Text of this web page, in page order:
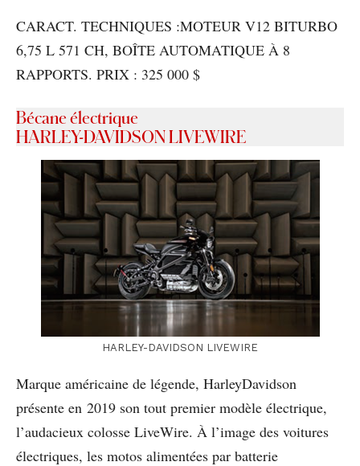
CARACT. TECHNIQUES :MOTEUR V12 BITURBO
6,75 L 571 CH, BOÎTE AUTOMATIQUE À 8
RAPPORTS. PRIX : 325 000 $
Bécane électrique
HARLEY-DAVIDSON LIVEWIRE
HARLEY-DAVIDSON LIVEWIRE
Marque américaine de légende, HarleyDavidson
présente en 2019 son tout premier modèle électrique,
l’audacieux colosse LiveWire. À l’image des voitures
électriques, les motos alimentées par batterie